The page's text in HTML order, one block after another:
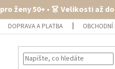
ženy 50+ • 👗 Velikosti až
DOPRAVA A PLATBA